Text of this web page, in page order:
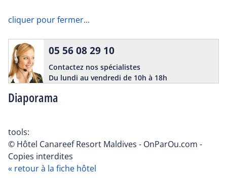
cliquer pour fermer...
Diaporama
05 56 08 29 10
Contactez nos spécialistes
Du lundi au vendredi de 10h à 18h
tools:
© Hôtel Canareef Resort Maldives - OnParOu.com -
Copies interdites
« retour à la fiche hôtel